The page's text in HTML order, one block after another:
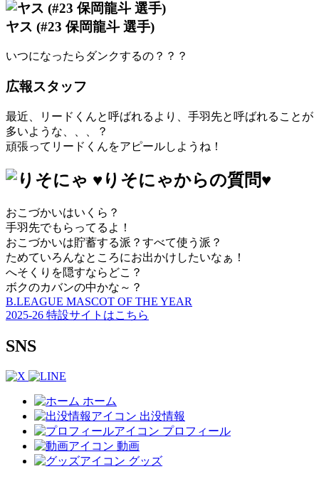
ヤス (#23 保岡龍斗 選手)
いつになったらダンクするの？？？
広報スタッフ
最近、リードくんと呼ばれるより、手羽先と呼ばれることが
多いような、、、？
頑張ってリードくんをアピールしようね！
♥りそにゃからの質問♥
おこづかいはいくら？
手羽先でもらってるよ！
おこづかいは貯蓄する派？すべて使う派？
ためていろんなところにお出かけしたいなぁ！
へそくりを隠すならどこ？
ボクのカバンの中かな～？
B.LEAGUE MASCOT OF THE YEAR
2025-26 特設サイトはこちら
SNS
ホーム
出没情報
プロフィール
動画
グッズ